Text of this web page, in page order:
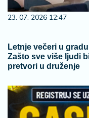
23. 07. 2026 12:47
Letnje večeri u
Zašto sve više ljudi
pretvori u druženje